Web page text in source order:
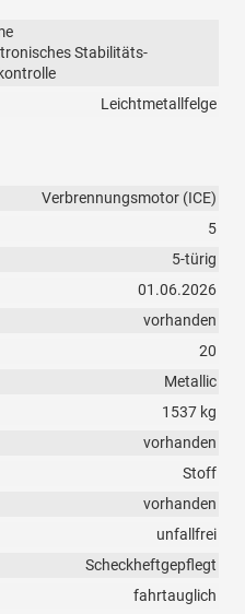
Stabilitäts-
Leichtmetallfelge
Verbrennungsmotor (ICE)
5
5-türig
01.06.2026
vorhanden
20
Metallic
1537 kg
vorhanden
Stoff
vorhanden
unfallfrei
Scheckheftgepflegt
fahrtauglich